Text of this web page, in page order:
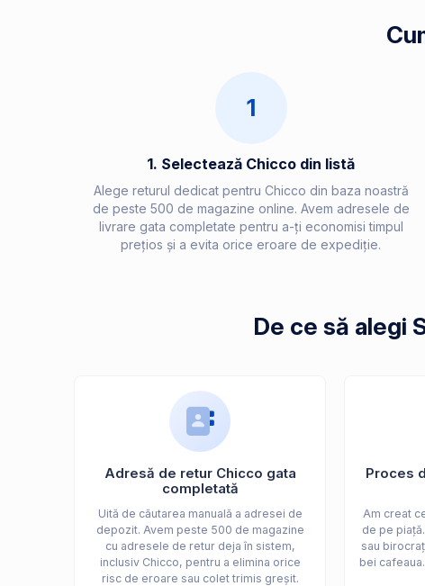
1
1. Selectează Chicco din listă
Alege returul dedicat pentru Chicco din baza noastră
de peste 500 de magazine online. Avem adresele de
livrare gata completate pentru a-ți economisi timpul
prețios și a evita orice eroare de expediție.
De ce să alegi
Adresă de retur Chicco gata
completată
Uită de căutarea manuală a adresei de
depozit. Avem peste 500 de magazine
cu adresele de retur deja în sistem,
inclusiv Chicco, pentru a elimina orice
risc de eroare sau colet trimis greșit.
Proces
Am creat
de pe
sau
bei